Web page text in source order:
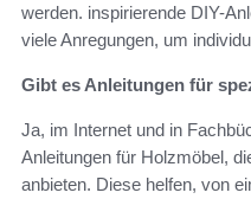
werden. inspirierende DIY-
viele Anregungen, um
Gibt es Anleitungen für
Ja, im Internet und in
Anleitungen für Holzmöbel,
anbieten. Diese helfen, von